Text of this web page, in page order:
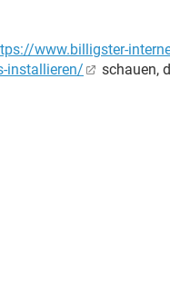
www.billigster-
installieren/
schauen,